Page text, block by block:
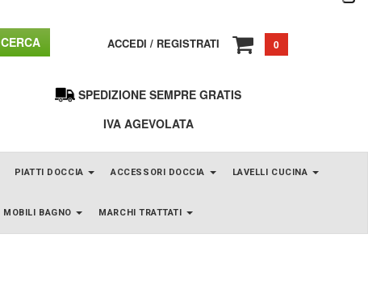
CERCA ACCEDI / REGISTRATI 0
SPEDIZIONE SEMPRE GRATIS
IVA AGEVOLATA
PIATTI DOCCIA ACCESSORI DOCCIA LAVELLI CUCINA
MOBILI BAGNO MARCHI TRATTATI